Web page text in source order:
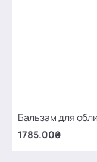
Бальзам для
1785.00₴